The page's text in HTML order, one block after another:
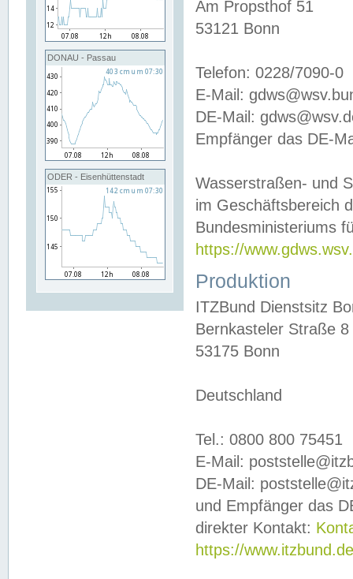
DONAU - Passau
ODER - Eisenhüttenstadt
Am Propsthof 51
53121 Bonn
Telefon: 0228/7090-0
E-Mail:
DE-Mail:
Empfänger das DE-
Wasserstraßen- und
im Geschäftsbereich
Bundesministeriums
https://
Produktion
ITZBund Dienstsitz
Bernkasteler Straße 8
53175 Bonn
Deutschland
Tel.: 0800 800 75451
E-Mail:
DE-Mail:
und Empfänger das
direkter Kontakt:
https://